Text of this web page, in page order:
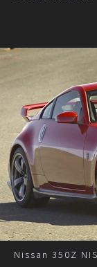
Nissan 350Z